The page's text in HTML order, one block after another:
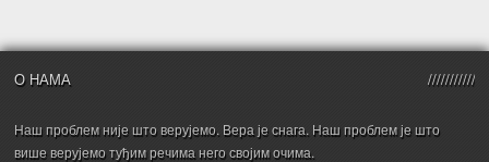
О НАМА
Наш проблем није што верујемо. Вера је снага. Наш проблем је што
више верујемо туђим речима него својим очима.